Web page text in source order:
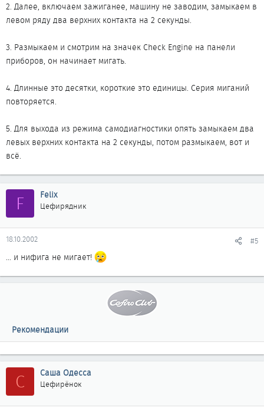
2. Далее, включаем зажиганее, машину не заводим, замыкаем в
левом ряду два верхних контакта на 2 секунды.
3. Размыкаем и смотрим на значек Check Engine на панели
приборов, он начинает мигать.
4. Длинные это десятки, короткие это единицы. Серия миганий
повторяется.
5. Для выхода из режима самодиагностики опять замыкаем два
левых верхних контакта на 2 секунды, потом размыкаем, вот и
всё.
F Felix
Цефирядник
18.10.2002 #5
... и нифига не мигает!
Рекомендации
С Саша Одесса
Цефирёнок